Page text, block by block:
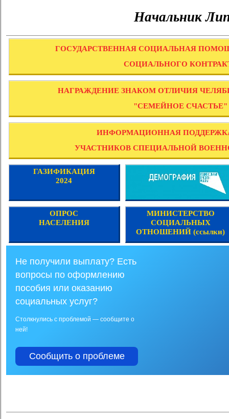
Начальник
ГОСУДАРСТВЕННАЯ СОЦИАЛЬНАЯ
СОЦИАЛЬНОГО
НАГРАЖДЕНИЕ ЗНАКОМ ОТЛИЧИЯ
"СЕМЕЙНОЕ СЧАСТЬЕ"
ИНФОРМАЦИОННАЯ
УЧАСТНИКОВ СПЕЦИАЛЬНОЙ
ГАЗИФИКАЦИЯ
2024
ОПРОС
НАСЕЛЕНИЯ
МИНИСТЕРСТВО
СОЦИАЛЬНЫХ
ОТНОШЕНИЙ (ссылки)
Не получили выплату? Есть
вопросы по оформлению
пособия или оказанию
социальных услуг?
Столкнулись с проблемой — сообщите о
ней!
Сообщить о проблеме